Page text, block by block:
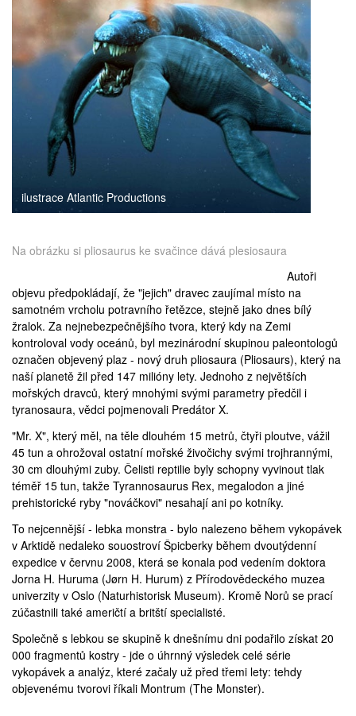
firmy
zdraví
medicína
ilustrace Atlantic Productions
Na obrázku si pliosaurus ke svačince dává plesiosaura
Autoři
objevu předpokládají, že "jejich" dravec zaujímal místo na
samotném vrcholu potravního řetězce, stejně jako dnes bílý
žralok. Za nejnebezpečnějšího tvora, který kdy na Zemi
kontroloval vody oceánů, byl mezinárodní skupinou paleontologů
označen objevený plaz - nový druh pliosaura (Pliosaurs), který na
naší planetě žil před 147 milióny lety. Jednoho z největších
mořských dravců, který mnohými svými parametry předčil i
tyranosaura, vědci pojmenovali Predátor X.
"Mr. X", který měl, na těle dlouhém 15 metrů, čtyři ploutve, vážil
45 tun a ohrožoval ostatní mořské živočichy svými trojhrannými,
30 cm dlouhými zuby. Čelisti reptilie byly schopny vyvinout tlak
téměř 15 tun, takže Tyrannosaurus Rex, megalodon a jiné
prehistorické ryby "nováčkovi" nesahají ani po kotníky.
To nejcennější - lebka monstra - bylo nalezeno během vykopávek
v Arktidě nedaleko souostroví Špicberky během dvoutýdenní
expedice v červnu 2008, která se konala pod vedením doktora
Jorna H. Huruma (Jørn H. Hurum) z Přírodovědeckého muzea
univerzity v Oslo (Naturhistorisk Museum). Kromě Norů se prací
zúčastnili také američtí a britští specialisté.
Společně s lebkou se skupině k dnešnímu dni podařilo získat 20
000 fragmentů kostry - jde o úhrnný výsledek celé série
vykopávek a analýz, které začaly už před třemi lety: tehdy
objevenému tvorovi říkali Montrum (The Monster).